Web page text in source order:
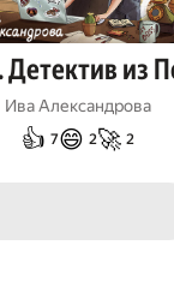
из
Ива Александрова
👍 7😄 2🚀 2